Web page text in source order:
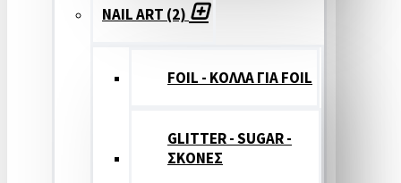
NAIL ART (2)
FOIL - ΚΟΛΛΑ ΓΙΑ FOIL
GLITTER - SUGAR -
ΣΚΟΝΕΣ